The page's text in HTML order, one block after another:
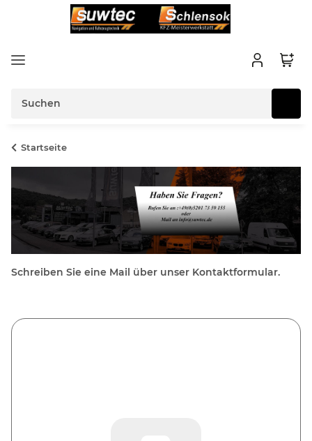
Startseite
Schreiben Sie eine Mail über unser Kontaktformular.